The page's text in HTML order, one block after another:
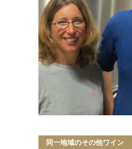
同一地域のその他ワイン